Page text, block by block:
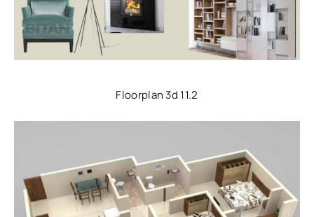
Floorplan 3d 11.2